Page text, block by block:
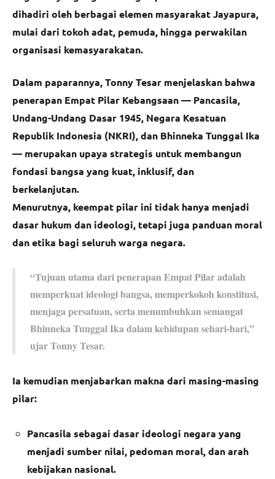
dihadiri oleh berbagai elemen masyarakat Jayapura,
mulai dari tokoh adat, pemuda, hingga perwakilan
organisasi kemasyarakatan.
Dalam paparannya, Tonny Tesar menjelaskan bahwa
penerapan Empat Pilar Kebangsaan — Pancasila,
Undang-Undang Dasar 1945, Negara Kesatuan
Republik Indonesia (NKRI), dan Bhinneka Tunggal Ika
— merupakan upaya strategis untuk membangun
fondasi bangsa yang kuat, inklusif, dan
berkelanjutan.
Menurutnya, keempat pilar ini tidak hanya menjadi
dasar hukum dan ideologi, tetapi juga panduan moral
dan etika bagi seluruh warga negara.
“Tujuan utama dari penerapan Empat Pilar adalah
memperkuat ideologi bangsa, memperkokoh konstitusi,
menjaga persatuan, serta menumbuhkan semangat
Bhinneka Tunggal Ika dalam kehidupan sehari-hari,”
ujar Tonny Tesar.
Ia kemudian menjabarkan makna dari masing-masing
pilar:
Pancasila sebagai dasar ideologi negara yang
menjadi sumber nilai, pedoman moral, dan arah
kebijakan nasional.